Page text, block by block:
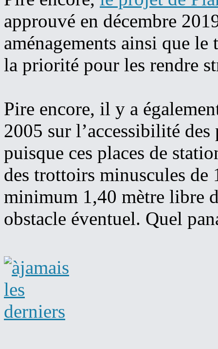
approuvé en décembre
aménagements ainsi que
la priorité pour les rendre
Pire encore, il y a
2005 sur l’accessibilité
puisque ces places de
des trottoirs minuscules
minimum 1,40 mètre libre
obstacle éventuel. Quel